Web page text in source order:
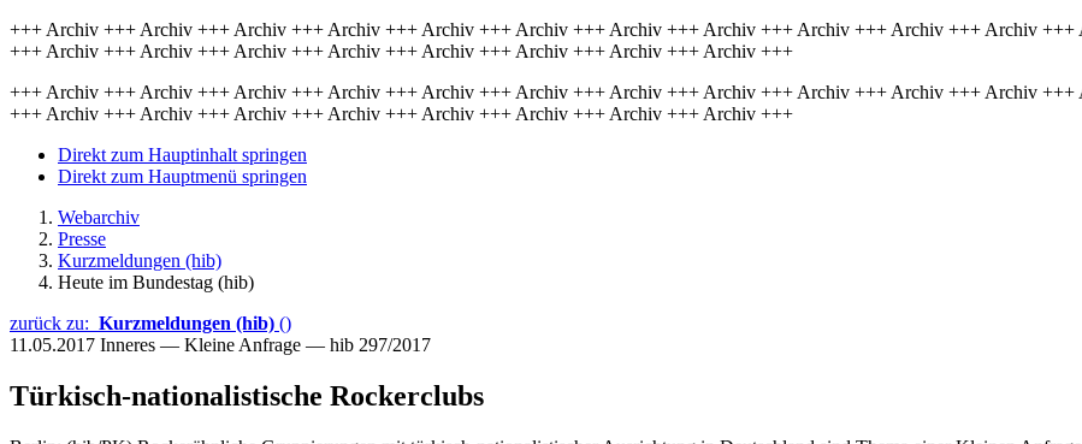
+++ Archiv +++ Archiv +++ Archiv +++ Archiv +++ Archiv +++ Archiv +++ Archiv +++ Archiv +++ Archiv +++ Archiv +++ Archiv
+++ Archiv +++ Archiv +++ Archiv +++ Archiv +++ Archiv +++ Archiv +++ Archiv +++ Archiv +++
+++ Archiv +++ Archiv +++ Archiv +++ Archiv +++ Archiv +++ Archiv +++ Archiv +++ Archiv +++ Archiv +++ Archiv +++ Archiv
+++ Archiv +++ Archiv +++ Archiv +++ Archiv +++ Archiv +++ Archiv +++ Archiv +++ Archiv +++
Direkt zum Hauptinhalt springen
Direkt zum Hauptmenü springen
Webarchiv
Presse
Kurzmeldungen (hib)
Heute im Bundestag (hib)
zurück zu: Kurzmeldungen (hib) ()
11.05.2017 Inneres — Kleine Anfrage — hib 297/2017
Türkisch-nationalistische Rockerclubs